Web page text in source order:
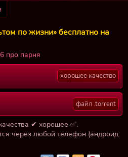
по жизни» бесплатно на
про парня
хорошее качество
файл .torrent
✔ хорошее ✅.
через любой телефон (андроид